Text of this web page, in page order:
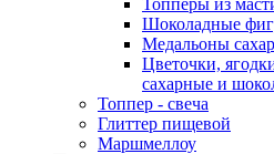
Топперы из
Шоколадные
Медальоны
Цветочки,
сахарные и
Топпер - свеча
Глиттер пищевой
Маршмеллоу